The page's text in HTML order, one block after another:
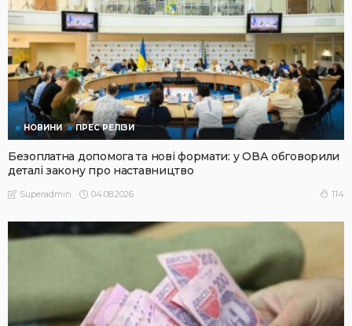
НОВИНИ ПРЕС РЕЛІЗИ
Безоплатна допомога та нові формати: у ОВА обговорили
деталі закону про наставництво
Superadmin 04.08.2026 114